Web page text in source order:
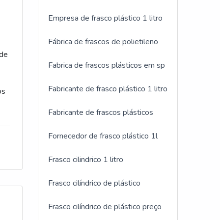
Empresa de frasco plástico 1 litro
Fábrica de frascos de polietileno
Fabrica de frascos plásticos em sp
Fabricante de frasco plástico 1 litro
Fabricante de frascos plásticos
Fornecedor de frasco plástico 1l
Frasco cilindrico 1 litro
Frasco cilíndrico de plástico
Frasco cilíndrico de plástico preço